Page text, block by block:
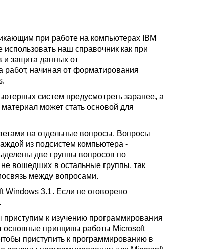
при работе на компьютерах IBM
наш справочник как при
и защита данных от
работ, начиная от форматирования
систем предусмотреть заранее, а
может стать основой для
на отдельные вопросы. Вопросы
из подсистем компьютера -
две группы вопросов по
вошедших в остальные группы, так
между вопросами.
Windows 3.1. Если не оговорено
к изучению программирования
основные принципы работы Microsoft
приступить к программированию в